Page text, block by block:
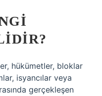
hükümetler, bloklar
isyancılar veya
gerçekleşen